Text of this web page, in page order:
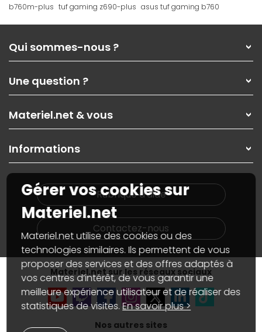
b760m-plus tuf gaming z690-plus asus tuf gaming b760
Qui sommes-nous ?
Nos services
Les magasins Materiel.net
Nos solutions pour les pros
Contactez-nous
Une question ?
Paiement, livraison
Garanties,Pack Zen
SAV, demander un retour
Informations
Materiel.net & vous
On rachète votre carte graphique
PC sur mesure : Votre RDV personnalisé
Notre démarche écologique
Materiel.net recrute
Notre programme d'affiliation
Partenariat & Sponsoring
Informations
Plan du site
Nos marques
Conditions générales de vente
Marketplace
Informations légales
Données personnelles etcookies
Gérer vos cookies
Accessibilité : non conforme
Rubrique d'aide
Contactez-nous
Materiel.net sur les réseaux sociaux
Nos autres sites
Gérer vos cookies sur
Materiel.net
Materiel.net utilise des cookies ou des
technologies similaires. Ils permettent de vous
proposer des services et des offres adaptés à
vos centres d’intérêt, de vous garantir une
meilleure expérience utilisateur et de réaliser des
statistiques de visites.En savoir plus >